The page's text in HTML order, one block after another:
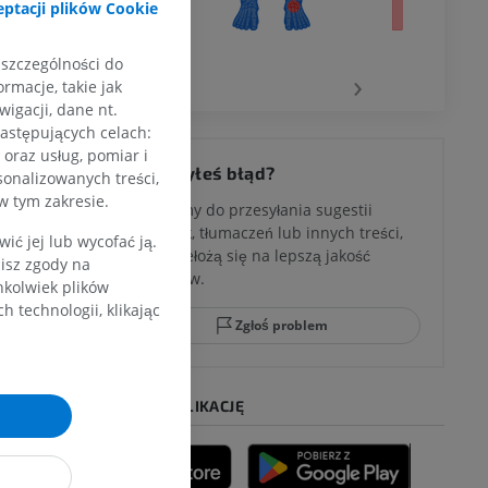
stępu
dolnej
›
Zauważyłeś błąd?
Zachęcamy do przesyłania sugestii
poprawek, tłumaczeń lub innych treści,
które przełożą się na lepszą jakość
materiałów.
Zgłoś problem
POBIERZ APLIKACJĘ
plików Cookie
do
takie jak
dane nt.
celach:
usług, pomiar i
treści,
tym zakresie.
jej lub wycofać ją.
zgody na
plików
technologii, klikając